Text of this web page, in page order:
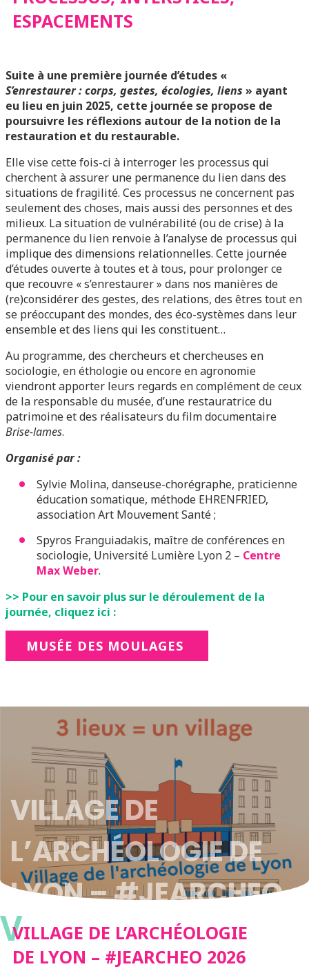
ESPACEMENTS
Suite à une première journée d’études «
S’enrestaurer : corps, gestes, écologies, liens » ayant
eu lieu en juin 2025, cette journée se propose de
poursuivre les réflexions autour de la notion de la
restauration et du restaurable.
Elle vise cette fois-ci à interroger les processus qui
cherchent à assurer une permanence du lien dans des
situations de fragilité. Ces processus ne concernent pas
seulement des choses, mais aussi des personnes et des
milieux. La situation de vulnérabilité (ou de crise) à la
permanence du lien renvoie à l’analyse de processus qui
implique des dimensions relationnelles. Cette journée
d’études ouverte à toutes et à tous, pour prolonger ce
que recouvre « s’enrestaurer » dans nos manières de
(re)considérer des gestes, des relations, des êtres tout en
se préoccupant des mondes, des éco-systèmes dans leur
ensemble et des liens qui les constituent…
Au programme, des chercheurs et chercheuses en
sociologie, en éthologie ou encore en agronomie
viendront apporter leurs regards en complément de ceux
de la responsable du musée, d’une restauratrice du
patrimoine et des réalisateurs du film documentaire
Brise-lames.
Organisé par :
Sylvie Molina, danseuse-chorégraphe, praticienne
éducation somatique, méthode EHRENFRIED,
association Art Mouvement Santé ;
Spyros Franguiadakis, maître de conférences en
sociologie, Université Lumière Lyon 2 – Centre
Max Weber.
>> Pour en savoir plus sur le déroulement de la
journée, cliquez ici :
MUSÉE DES MOULAGES
VILLAGE DE
L’ARCHÉOLOGIE DE
LYON – #JEARCHEO
2026
VVILLAGE DE L’ARCHÉOLOGIE
DE LYON – #JEARCHEO 2026